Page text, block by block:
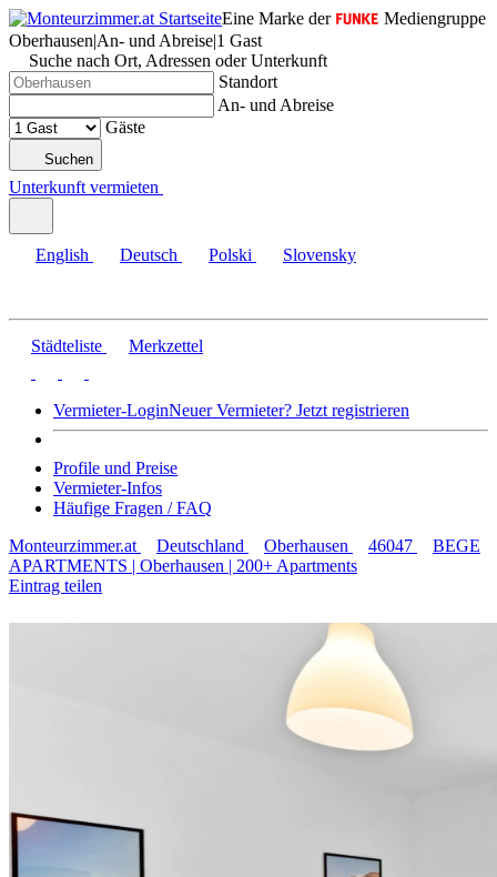
Eine Marke der
Mediengruppe
Oberhausen|An- und Abreise|1 Gast
Suche nach Ort, Adressen oder Unterkunft
Standort
An- und Abreise
Gäste
Suchen
Unterkunft vermieten
English Deutsch Polski Slovensky
Städteliste Merkzettel
Vermieter-LoginNeuer Vermieter? Jetzt registrieren
Profile und Preise
Vermieter-Infos
Häufige Fragen / FAQ
Monteurzimmer.at
Deutschland Oberhausen 46047
BEGE
APARTMENTS | Oberhausen | 200+ Apartments
Eintrag teilen